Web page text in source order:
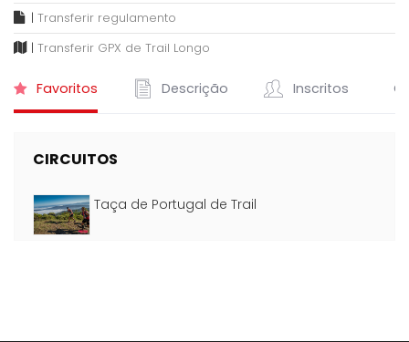
| Transferir regulamento
| Transferir GPX de Trail Longo
Favoritos Descrição Inscritos
CIRCUITOS
Taça de Portugal de Trail